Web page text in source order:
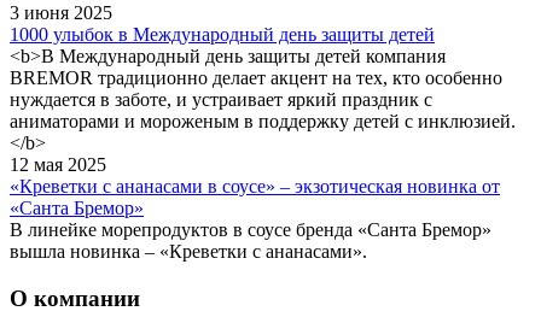
3 июня 2025
1000 улыбок в Международный день защиты детей
<b>В Международный день защиты детей компания
BREMOR традиционно делает акцент на тех, кто особенно
нуждается в заботе, и устраивает яркий праздник с
аниматорами и мороженым в поддержку детей с инклюзией.
</b>
12 мая 2025
«Креветки с ананасами в соусе» – экзотическая новинка от
«Санта Бремор»
В линейке морепродуктов в соусе бренда «Санта Бремор»
вышла новинка – «Креветки с ананасами».
О компании